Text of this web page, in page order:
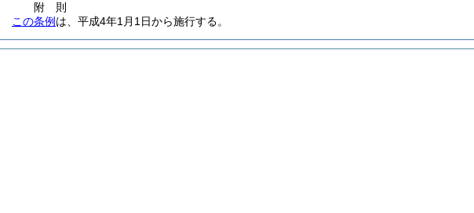
附 則
この条例 は、平成4年1月1日から施行する。